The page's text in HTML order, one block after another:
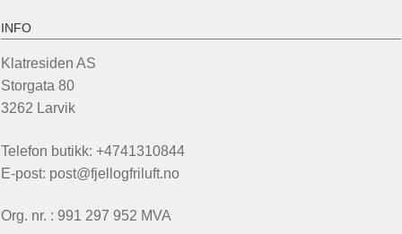
INFO
Klatresiden AS
Storgata 80
3262 Larvik
Telefon butikk: +4741310844
E-post: post@fjellogfriluft.no
Org. nr. : 991 297 952 MVA